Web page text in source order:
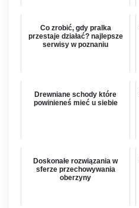
Co zrobić, gdy pralka
przestaje działać? najlepsze
serwisy w poznaniu
Drewniane schody które
powinieneś mieć u siebie
Doskonałe rozwiązania w
sferze przechowywania
oberzyny